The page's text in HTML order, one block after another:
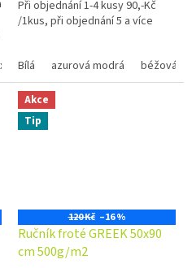
xm černá, 50x100 cm
Při objednání 1-4 kusy 90,-Kč
/1kus, při objednání 5 a více
Bílá
azurová modrá béžová
Akce
Tip
120 Kč –16 %
Ručník froté GREEK 50x90
cm 500g/m2